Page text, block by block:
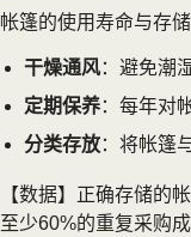
帐篷的使用寿命与存
干燥通风：避免潮
定期保养：每年对
分类存放：将帐篷
【数据】正确存储的
至少60%的重复采购成